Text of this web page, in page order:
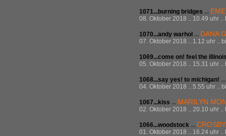
1071...burning bridges ...
08. Oktober 2018 .. 10.49 uhr
1070...andy warhol ... DANA
07. Oktober 2018 .. 1.12 uhr ..
1069...come on! feel the
05. Oktober 2018 .. 15.31 uhr
1068...say yes! to michigan!
04. Oktober 2018 .. 5.55 uhr ..
1067...kiss ... MARILYN
02. Oktober 2018 .. 20.10 uhr
1066...woodstock ...
01. Oktober 2018 .. 16.24 uhr